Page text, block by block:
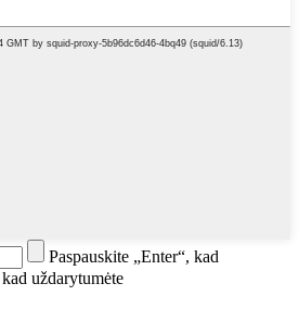
Paspauskite „Enter“, kad
uždarytumėte